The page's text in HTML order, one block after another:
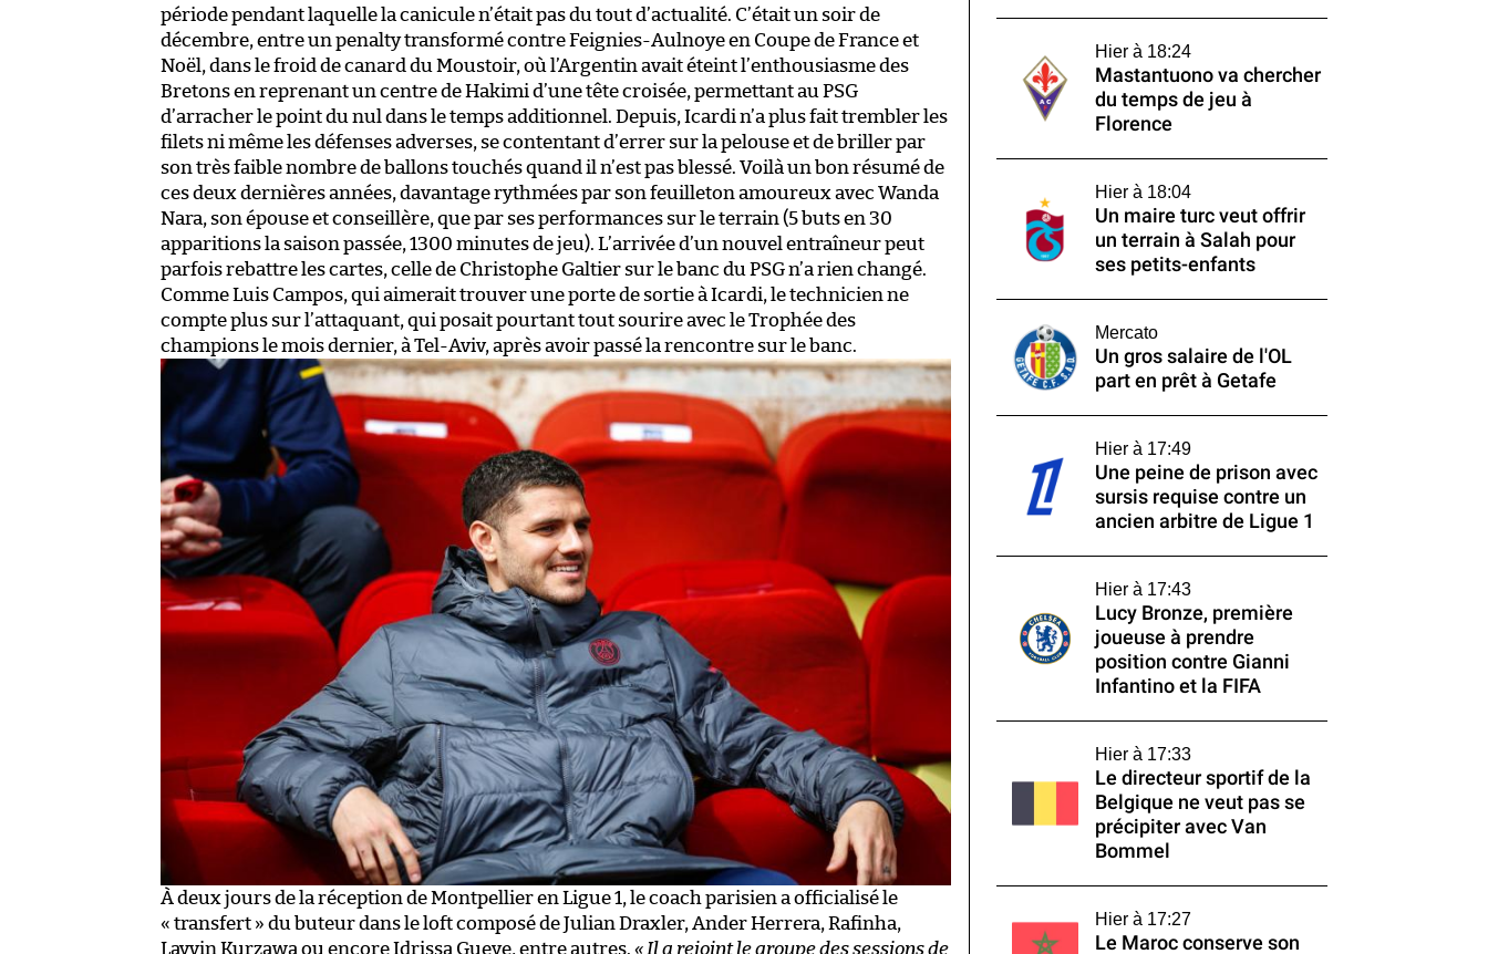
période pendant laquelle la canicule n’était pas du tout d’actualité. C’était un soir de
décembre, entre un penalty transformé contre Feignies-Aulnoye en Coupe de France et
Noël, dans le froid de canard du Moustoir, où l’Argentin avait éteint l’enthousiasme des
Bretons en reprenant un centre de Hakimi d’une tête croisée, permettant au PSG
d’arracher le point du nul dans le temps additionnel. Depuis, Icardi n’a plus fait trembler les
filets ni même les défenses adverses, se contentant d’errer sur la pelouse et de briller par
son très faible nombre de ballons touchés quand il n’est pas blessé. Voilà un bon résumé de
ces deux dernières années, davantage rythmées par son feuilleton amoureux avec Wanda
Nara, son épouse et conseillère, que par ses performances sur le terrain (5 buts en 30
apparitions la saison passée, 1300 minutes de jeu). L’arrivée d’un nouvel entraîneur peut
parfois rebattre les cartes, celle de Christophe Galtier sur le banc du PSG n’a rien changé.
Comme Luis Campos, qui aimerait trouver une porte de sortie à Icardi, le technicien ne
compte plus sur l’attaquant, qui posait pourtant tout sourire avec le Trophée des
champions le mois dernier, à Tel-Aviv, après avoir passé la rencontre sur le banc.
À deux jours de la réception de Montpellier en Ligue 1, le coach parisien a officialisé le
« transfert » du buteur dans le loft composé de Julian Draxler, Ander Herrera, Rafinha,
Layvin Kurzawa ou encore Idrissa Gueye, entre autres. « Il a rejoint le groupe des sessions de
Hier à 18:24
Mastantuono va chercher
du temps de jeu à
Florence
Hier à 18:04
Un maire turc veut offrir
un terrain à Salah pour
ses petits-enfants
Mercato
Un gros salaire de l'OL
part en prêt à Getafe
Hier à 17:49
Une peine de prison avec
sursis requise contre un
ancien arbitre de Ligue 1
Hier à 17:43
Lucy Bronze, première
joueuse à prendre
position contre Gianni
Infantino et la FIFA
Hier à 17:33
Le directeur sportif de la
Belgique ne veut pas se
précipiter avec Van
Bommel
Hier à 17:27
Le Maroc conserve son